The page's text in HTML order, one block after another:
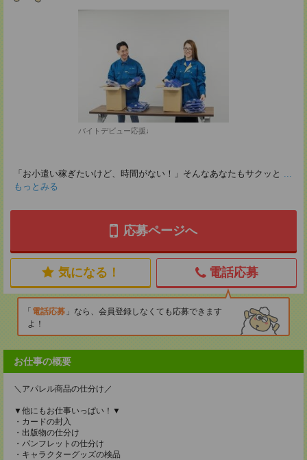
バイトデビュー応援♩
「お小遣い稼ぎたいけど、時間がない！」そんなあなたもサクッと ...
もっとみる
応募ページへ
気になる！ 電話応募
電話応募
なら、会員登録しなくても応募できます
よ！
お仕事の概要
＼アパレル商品の仕分け／
▼他にもお仕事いっぱい！▼
・カードの封入
・出版物の仕分け
・パンフレットの仕分け
・キャラクターグッズの検品